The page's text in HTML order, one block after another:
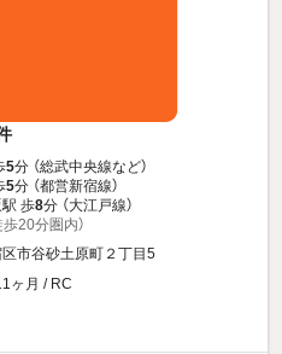
5分 （総武中央線など）
5分 （都営新宿線）
歩8分 （大江戸線）
20分圏内）
市谷砂土原町２丁目5
ヶ月 / RC